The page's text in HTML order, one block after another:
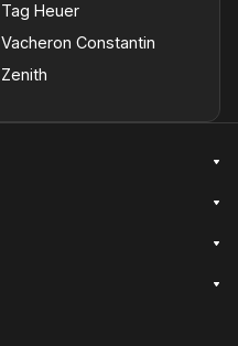
Tag Heuer
Vacheron Constantin
Zenith